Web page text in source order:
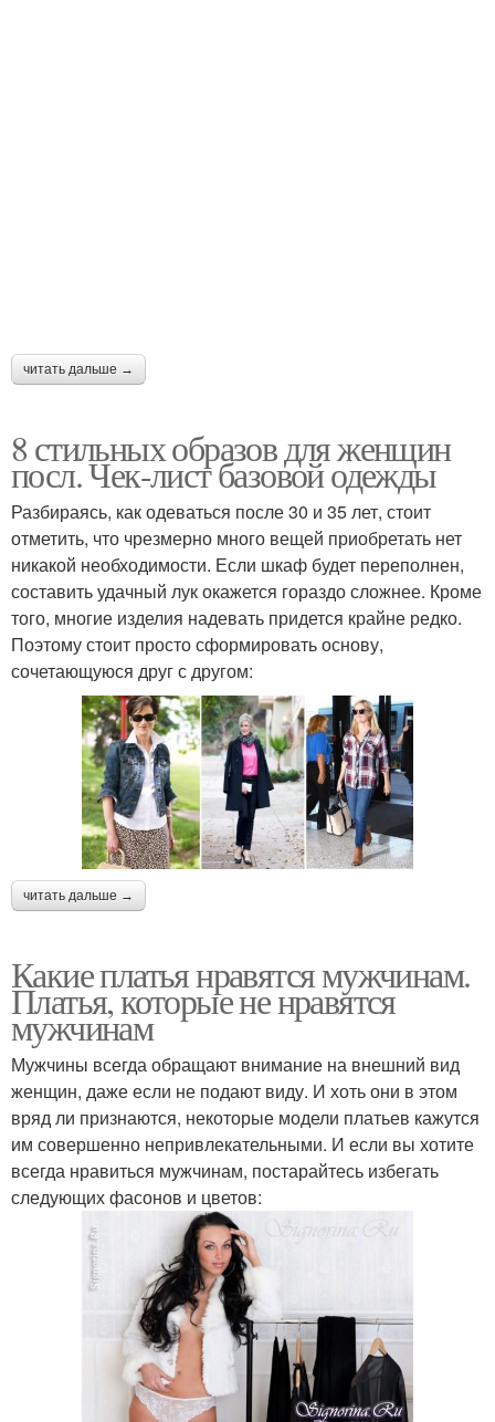
читать дальше →
8 стильных образов для женщин
посл. Чек-лист базовой одежды
Разбираясь, как одеваться после 30 и 35 лет, стоит
отметить, что чрезмерно много вещей приобретать нет
никакой необходимости. Если шкаф будет переполнен,
составить удачный лук окажется гораздо сложнее. Кроме
того, многие изделия надевать придется крайне редко.
Поэтому стоит просто сформировать основу,
сочетающуюся друг с другом:
читать дальше →
Какие платья нравятся мужчинам.
Платья, которые не нравятся
мужчинам
Мужчины всегда обращают внимание на внешний вид
женщин, даже если не подают виду. И хоть они в этом
вряд ли признаются, некоторые модели платьев кажутся
им совершенно непривлекательными. И если вы хотите
всегда нравиться мужчинам, постарайтесь избегать
следующих фасонов и цветов: